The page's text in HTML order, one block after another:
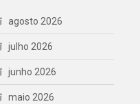
agosto 2026
julho 2026
junho 2026
maio 2026